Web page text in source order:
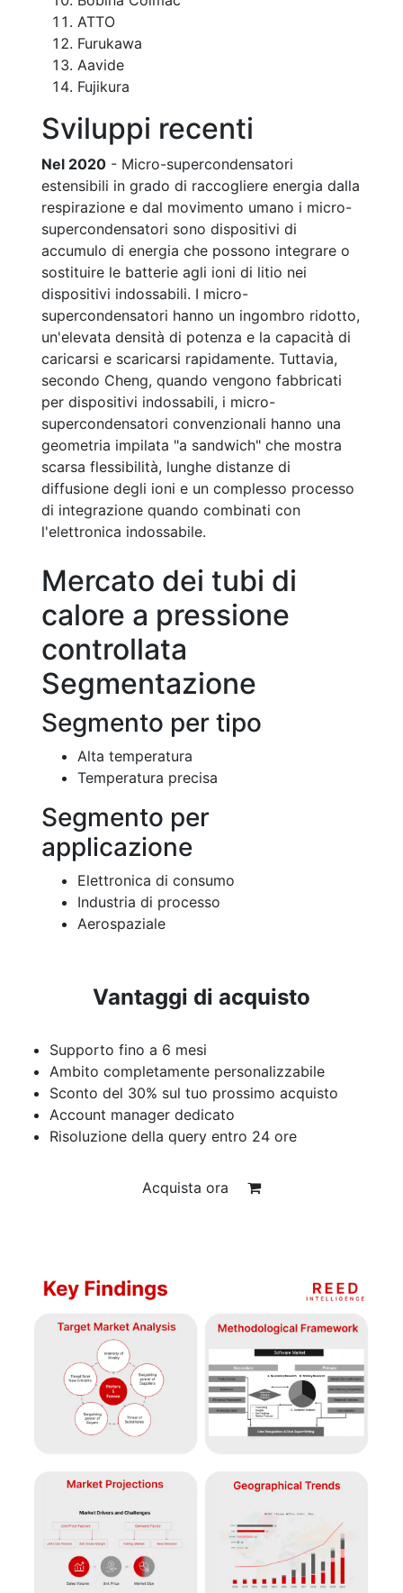
ATTO
Furukawa
Aavide
Fujikura
Sviluppi recenti
Nel 2020 - Micro-supercondensatori
estensibili in grado di raccogliere energia dalla
respirazione e dal movimento umano i micro-
supercondensatori sono dispositivi di
accumulo di energia che possono integrare o
sostituire le batterie agli ioni di litio nei
dispositivi indossabili. I micro-
supercondensatori hanno un ingombro ridotto,
un'elevata densità di potenza e la capacità di
caricarsi e scaricarsi rapidamente. Tuttavia,
secondo Cheng, quando vengono fabbricati
per dispositivi indossabili, i micro-
supercondensatori convenzionali hanno una
geometria impilata "a sandwich" che mostra
scarsa flessibilità, lunghe distanze di
diffusione degli ioni e un complesso processo
di integrazione quando combinati con
l'elettronica indossabile.
Mercato dei tubi di
calore a pressione
controllata
Segmentazione
Segmento per tipo
Alta temperatura
Temperatura precisa
Segmento per
applicazione
Elettronica di consumo
Industria di processo
Aerospaziale
Vantaggi di acquisto
Supporto fino a 6 mesi
Ambito completamente personalizzabile
Sconto del 30% sul tuo prossimo acquisto
Account manager dedicato
Risoluzione della query entro 24 ore
Acquista ora